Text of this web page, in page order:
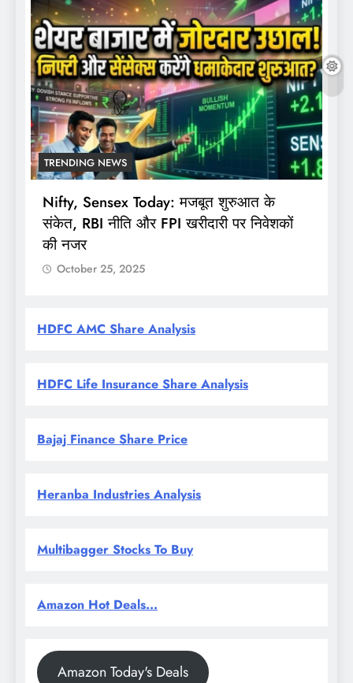
TRENDING NEWS
Nifty, Sensex Today: मजबूत शुरुआत के
संकेत, RBI नीति और FPI खरीदारी पर निवेशकों
की नजर
October 25, 2025
HDFC AMC Share Analysis
HDFC Life Insurance Share Analysis
Bajaj Finance Share Price
Heranba Industries Analysis
Multibagger Stocks To Buy
Amazon Hot Deals...
Amazon Today's Deals